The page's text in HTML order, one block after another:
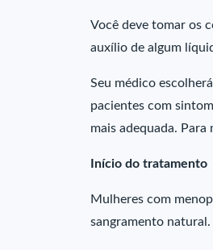
Você deve tomar os
auxílio de algum
Seu médico
pacientes com
mais adequada.
Início do tratamento
Mulheres com
sangramento